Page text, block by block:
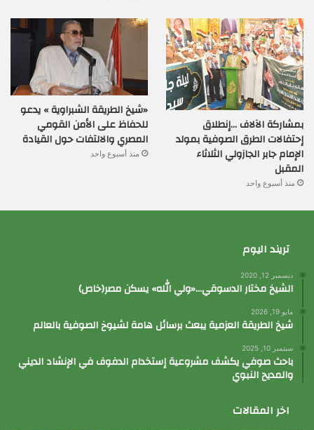
بمشاركة الآلاف …إنطلاق
إحتفالات الطرق الصوفية بمولد
الإمام جابر الجازولي الثلاثاء
المقبل
منذ أسبوع واحد
«شيخ الطريقة الشبراوية » يدعو
للحفاظ على الأمن القومي
المصري والالتفات حول القيادة
منذ أسبوع واحد
تريند اليوم
ديسمبر 12, 2020
الشيخ مختار الدسوقي…«ولي الله» يسكن مصر(خاص)
مايو 19, 2026
شيخ الطريقة العزمية يبعث برسائل هامة لشيوخ الصوفية بالعالم
سبتمبر 10, 2025
باحث صوفي يكشف مشروعية إستخدام الدفوف في الإنشاد الديني
والمديح النبوي
اخر المقالات